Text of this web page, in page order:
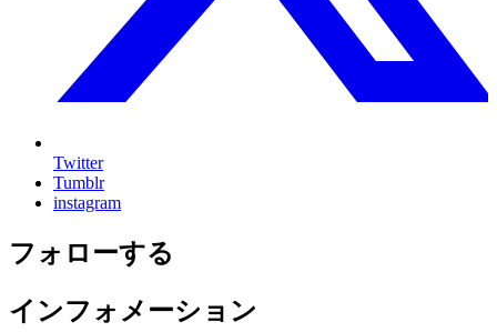
Twitter
Tumblr
instagram
フォローする
インフォメーション